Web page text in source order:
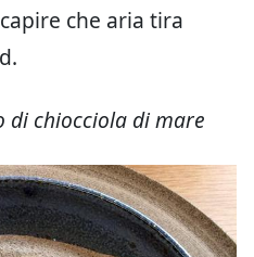
che aria tira
di chiocciola di mare